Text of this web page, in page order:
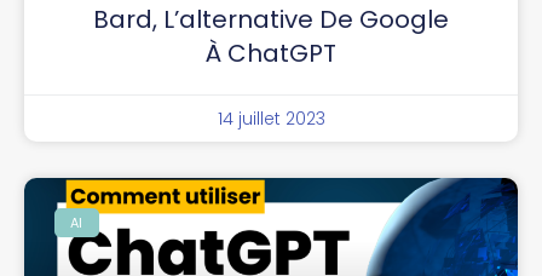
Bard, L’alternative De Google
À ChatGPT
14 juillet 2023
AI